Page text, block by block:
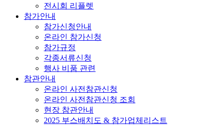
전시회 리플렛
참가안내
참가신청안내
온라인 참가신청
참가규정
각종서류신청
행사 비품 관련
참관안내
온라인 사전참관신청
온라인 사전참관신청 조회
현장 참관안내
2025 부스배치도 & 참가업체리스트